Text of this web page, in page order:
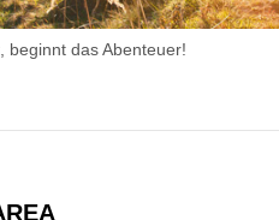
beginnt das Abenteuer!